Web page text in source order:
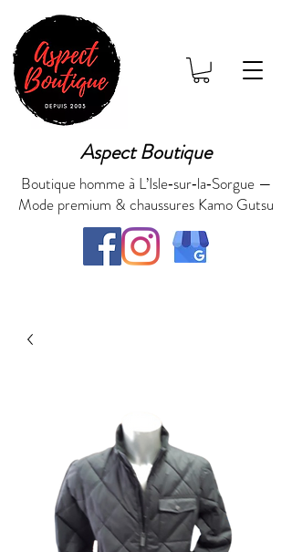
Aspect Boutique
Boutique homme à L’Isle‑sur‑la‑Sorgue —
Mode premium & chaussures Kamo Gutsu